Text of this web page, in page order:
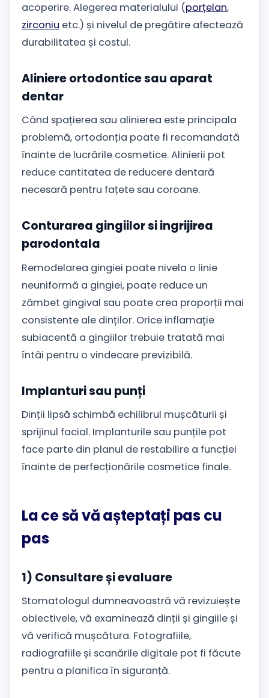
acoperire. Alegerea materialului (porțelan,
zirconiu etc.) și nivelul de pregătire afectează
durabilitatea și costul.
Aliniere ortodontice sau aparat
dentar
Când spațierea sau alinierea este principala
problemă, ortodonția poate fi recomandată
înainte de lucrările cosmetice. Alinierii pot
reduce cantitatea de reducere dentară
necesară pentru fațete sau coroane.
Conturarea gingiilor si ingrijirea
parodontala
Remodelarea gingiei poate nivela o linie
neuniformă a gingiei, poate reduce un
zâmbet gingival sau poate crea proporții mai
consistente ale dinților. Orice inflamație
subiacentă a gingiilor trebuie tratată mai
întâi pentru o vindecare previzibilă.
Implanturi sau punți
Dinții lipsă schimbă echilibrul mușcăturii și
sprijinul facial. Implanturile sau punțile pot
face parte din planul de restabilire a funcției
înainte de perfecționările cosmetice finale.
La ce să vă așteptați pas cu
pas
1) Consultare și evaluare
Stomatologul dumneavoastră vă revizuiește
obiectivele, vă examinează dinții și gingiile și
vă verifică mușcătura. Fotografiile,
radiografiile și scanările digitale pot fi făcute
pentru a planifica în siguranță.